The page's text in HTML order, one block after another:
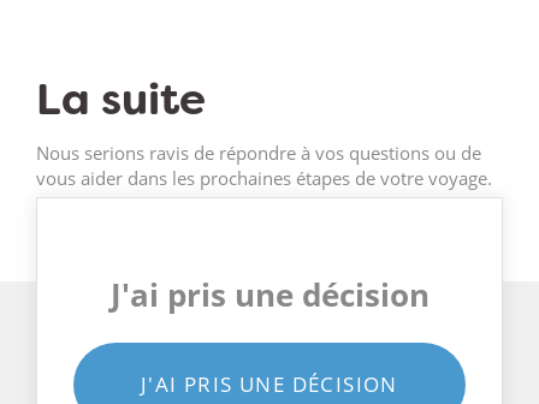
La suite
Nous serions ravis de répondre à vos questions ou de
vous aider dans les prochaines étapes de votre voyage.
J'ai pris une décision
J'AI PRIS UNE DÉCISION